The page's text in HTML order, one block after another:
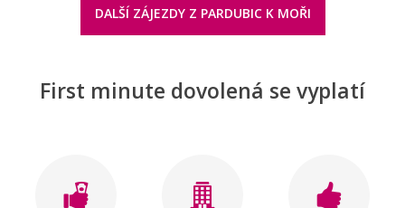
DALŠÍ ZÁJEZDY Z PARDUBIC K MOŘI
First minute dovolená se vyplatí